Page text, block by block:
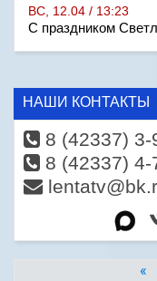
ВС, 12.04 / 13:23
С праздником
НАШИ КОНТАКТЫ
8 (42337) 3-
8 (42337) 4-
«